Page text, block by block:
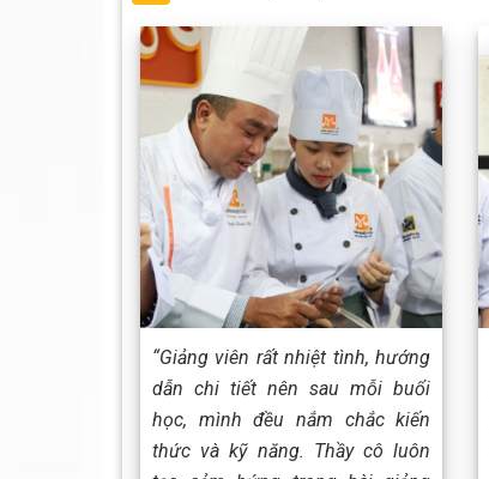
“Giảng viên rất nhiệt tình, hướng
dẫn chi tiết nên sau mỗi buổi
học, mình đều nắm chắc kiến
thức và kỹ năng. Thầy cô luôn